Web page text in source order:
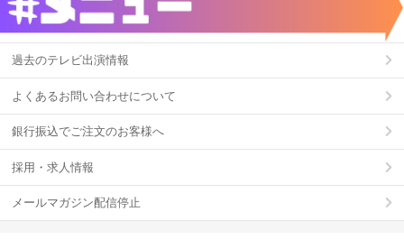
過去のテレビ出演情報
よくあるお問い合わせについて
銀行振込でご注文のお客様へ
採用・求人情報
メールマガジン配信停止